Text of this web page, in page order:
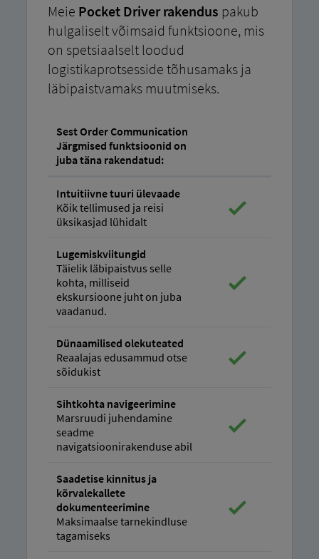
Meie Pocket Driver rakendus pakub
hulgaliselt võimsaid funktsioone, mis
on spetsiaalselt loodud
logistikaprotsesside tõhusamaks ja
läbipaistvamaks muutmiseks.
Sest Order Communication
Järgmised funktsioonid on
juba täna rakendatud:
Intuitiivne tuuri ülevaade
Kõik tellimused ja reisi
üksikasjad lühidalt
Lugemiskviitungid
Täielik läbipaistvus selle
kohta, milliseid
ekskursioone juht on juba
vaadanud.
Dünaamilised olekuteated
Reaalajas edusammud otse
sõidukist
Sihtkohta navigeerimine
Marsruudi juhendamine
seadme
navigatsioonirakenduse abil
Saadetise kinnitus ja
kõrvalekallete
dokumenteerimine
Maksimaalse tarnekindluse
tagamiseks